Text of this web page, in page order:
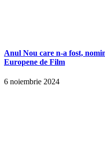
Anul Nou care n-a fost,
Europene de Film
6 noiembrie 2024